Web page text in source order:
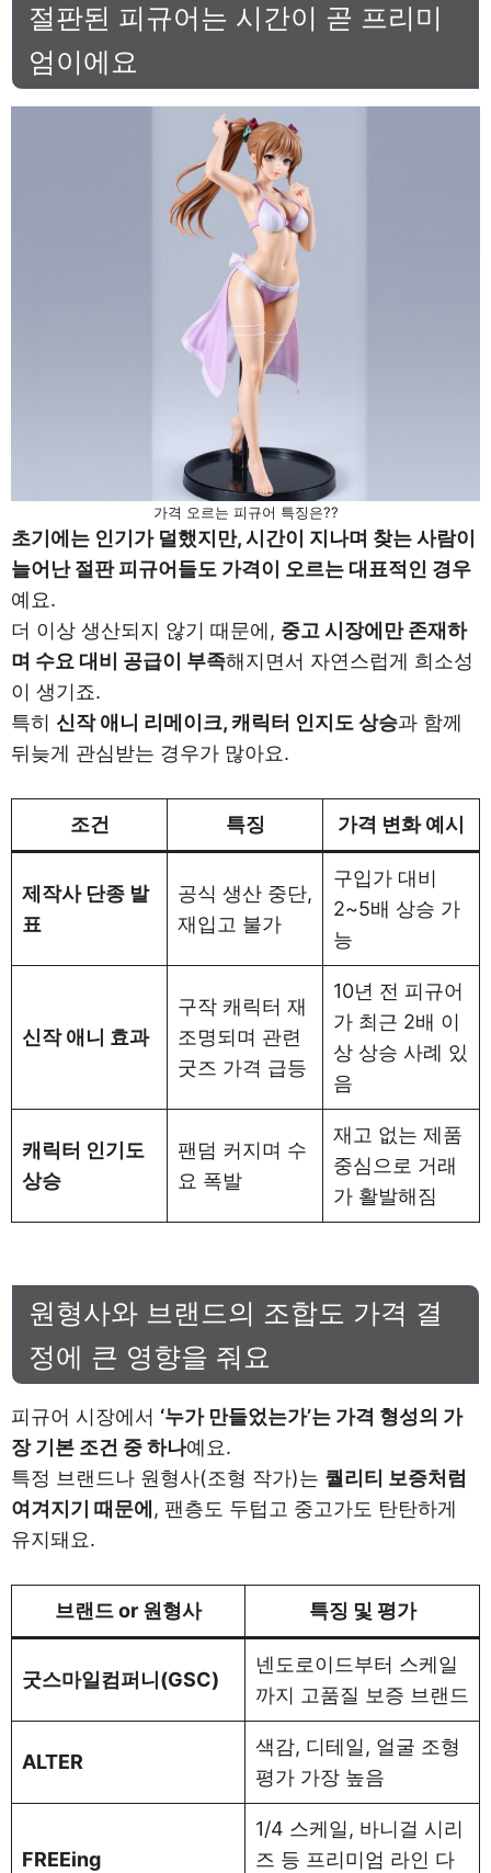
절판된 피규어는 시간이 곧 프리미
엄이에요
가격 오르는 피규어 특징은??
초기에는 인기가 덜했지만, 시간이 지나며 찾는 사람이
늘어난 절판 피규어들도 가격이 오르는 대표적인 경우
예요.
더 이상 생산되지 않기 때문에, 중고 시장에만 존재하
며 수요 대비 공급이 부족해지면서 자연스럽게 희소성
이 생기죠.
특히 신작 애니 리메이크, 캐릭터 인지도 상승과 함께
뒤늦게 관심받는 경우가 많아요.
조건 특징 가격 변화 예시
제작사 단종 발
표
공식 생산 중단,
재입고 불가
구입가 대비
2~5배 상승 가
능
신작 애니 효과
구작 캐릭터 재
조명되며 관련
굿즈 가격 급등
10년 전 피규어
가 최근 2배 이
상 상승 사례 있
음
캐릭터 인기도
상승
팬덤 커지며 수
요 폭발
재고 없는 제품
중심으로 거래
가 활발해짐
원형사와 브랜드의 조합도 가격 결
정에 큰 영향을 줘요
피규어 시장에서 ‘누가 만들었는가’는 가격 형성의 가
장 기본 조건 중 하나예요.
특정 브랜드나 원형사(조형 작가)는 퀄리티 보증처럼
여겨지기 때문에 , 팬층도 두텁고 중고가도 탄탄하게
유지돼요.
브랜드 or 원형사 특징 및 평가
굿스마일컴퍼니(GSC)
넨도로이드부터 스케일
까지 고품질 보증 브랜드
ALTER
색감, 디테일, 얼굴 조형
평가 가장 높음
FREEing
1/4 스케일, 바니걸 시리
즈 등 프리미엄 라인 다